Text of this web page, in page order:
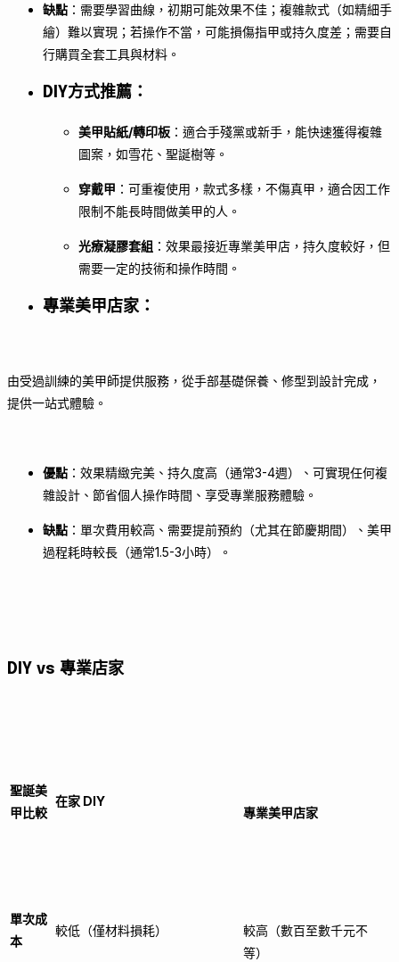
缺點 ：需要學習曲線，初期可能效果不佳；複雜款式（如精細手
繪）難以實現；若操作不當，可能損傷指甲或持久度差；需要自
行購買全套工具與材料。
DIY方式推薦 ：
美甲貼紙/轉印板 ：適合手殘黨或新手，能快速獲得複雜
圖案，如雪花、聖誕樹等。
穿戴甲 ：可重複使用，款式多樣，不傷真甲，適合因工作
限制不能長時間做美甲的人。
光療凝膠套組 ：效果最接近專業美甲店，持久度較好，但
需要一定的技術和操作時間。
專業美甲店家：
由受過訓練的美甲師提供服務，從手部基礎保養、修型到設計完成，
提供一站式體驗。
優點 ：效果精緻完美、持久度高（通常3-4週）、可實現任何複
雜設計、節省個人操作時間、享受專業服務體驗。
缺點 ：單次費用較高、需要提前預約（尤其在節慶期間）、美甲
過程耗時較長（通常1.5-3小時）。
DIY vs 專業店家
聖誕美
甲比較
在家 DIY
專業美甲店家
單次成
本
較低（僅材料損耗）
較高（數百至數千元不
等）